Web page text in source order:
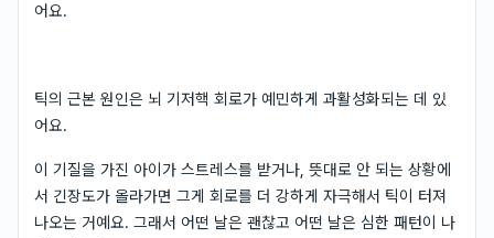
어요.
틱의 근본 원인은 뇌 기저핵 회로가 예민하게 과활성화되는 데 있
어요.
이 기질을 가진 아이가 스트레스를 받거나, 뜻대로 안 되는 상황에
서 긴장도가 올라가면 그게 회로를 더 강하게 자극해서 틱이 터져
나오는 거예요. 그래서 어떤 날은 괜찮고 어떤 날은 심한 패턴이 나